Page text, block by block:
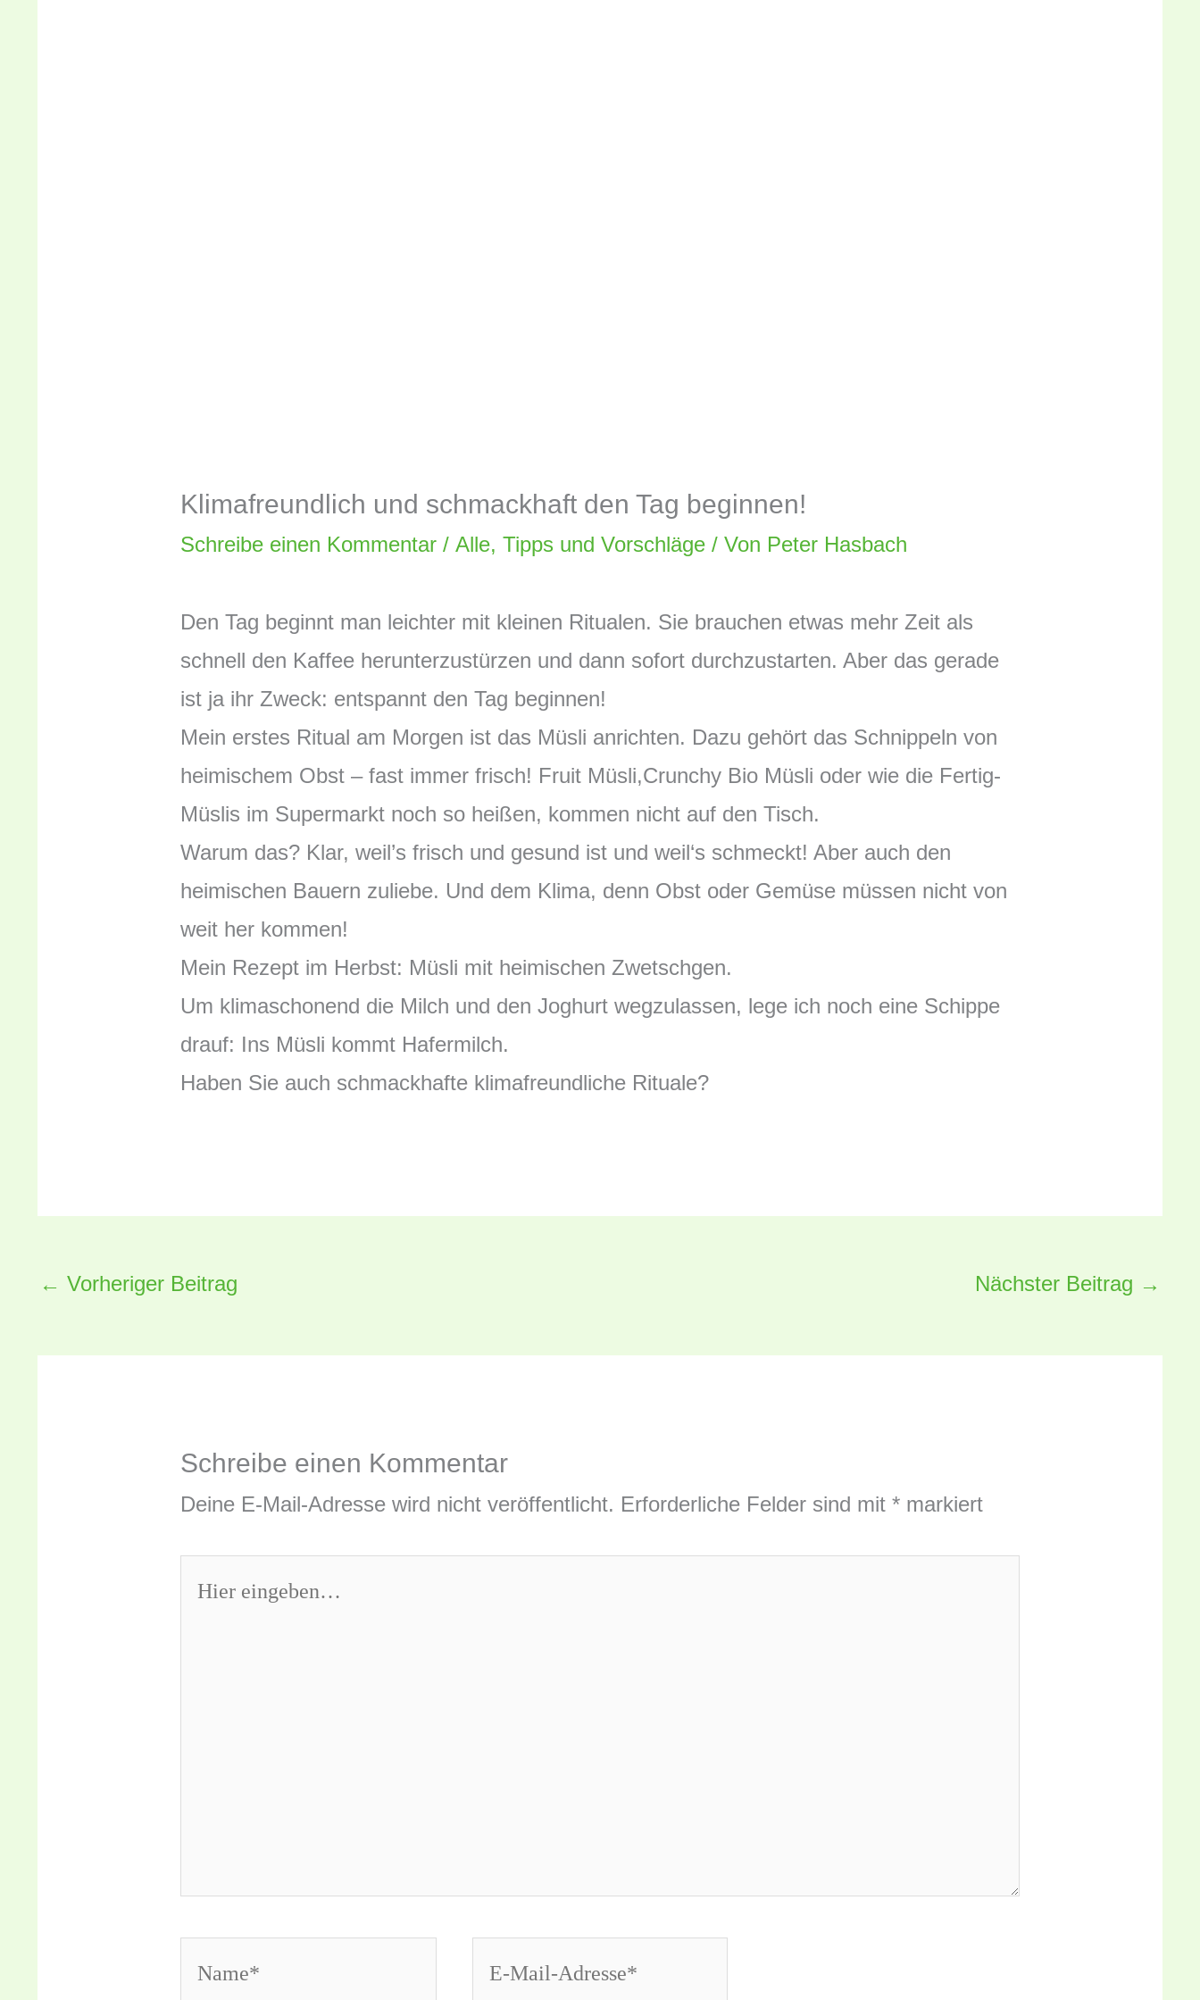
Klimafreundlich und schmackhaft den Tag beginnen!
Schreibe einen Kommentar /Alle,Tipps und Vorschläge / Von Peter Hasbach
Den Tag beginnt man leichter mit kleinen Ritualen. Sie brauchen etwas mehr Zeit als
schnell den Kaffee herunterzustürzen und dann sofort durchzustarten. Aber das gerade
ist ja ihr Zweck: entspannt den Tag beginnen!
Mein erstes Ritual am Morgen ist das Müsli anrichten. Dazu gehört das Schnippeln von
heimischem Obst – fast immer frisch! Fruit Müsli,Crunchy Bio Müsli oder wie die Fertig-
Müslis im Supermarkt noch so heißen, kommen nicht auf den Tisch.
Warum das? Klar, weil’s frisch und gesund ist und weil‘s schmeckt! Aber auch den
heimischen Bauern zuliebe. Und dem Klima, denn Obst oder Gemüse müssen nicht von
weit her kommen!
Mein Rezept im Herbst: Müsli mit heimischen Zwetschgen.
Um klimaschonend die Milch und den Joghurt wegzulassen, lege ich noch eine Schippe
drauf: Ins Müsli kommt Hafermilch.
Haben Sie auch schmackhafte klimafreundliche Rituale?
← Vorheriger Beitrag Nächster Beitrag →
Schreibe einen Kommentar
Deine E-Mail-Adresse wird nicht veröffentlicht. Erforderliche Felder sind mit* markiert